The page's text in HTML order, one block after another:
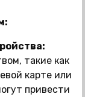
такие как
карте или
привести